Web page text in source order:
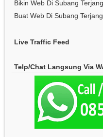
Bikin Web Di Subang
Buat Web Di Subang
Live Traffic Feed
Telp/Chat Langsung Via